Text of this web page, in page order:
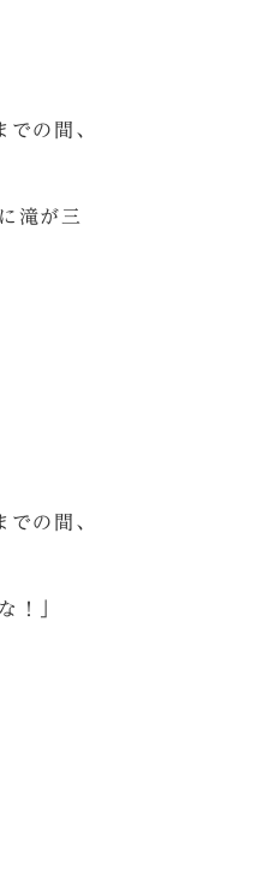
の間、
滝が三
の間、
！」